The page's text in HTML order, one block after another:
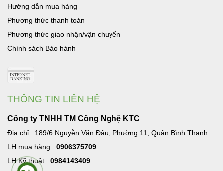
Hướng dẫn mua hàng
Phương thức thanh toán
Phương thức giao nhận/vận chuyển
Chính sách Bảo hành
THÔNG TIN LIÊN HỆ
Công ty TNHH TM Công Nghệ KTC
Địa chỉ : 189/6 Nguyễn Văn Đậu, Phường 11, Quận Bình Thạnh
LH mua hàng : 0906375709
LH Kỹ thuật : 0984143409